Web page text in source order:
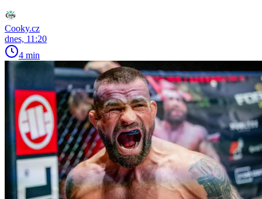
Cooky.cz
dnes, 11:20
4 min